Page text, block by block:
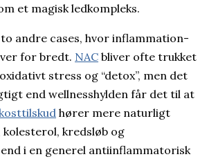
et magisk ledkompleks.
andre cases, hvor inflammation-
for bredt. NAC bliver ofte trukket
stress og “detox”, men det
end wellnesshylden får det til at
hører mere naturligt
kredsløb og
i en generel antiinflammatorisk